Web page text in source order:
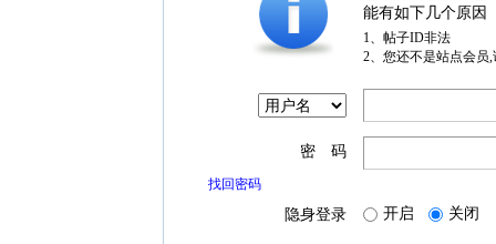
能有如下几个原因
1、帖子ID非法
2、您还不是站点会员
密 码
找回密码
隐身登录 开启 关闭